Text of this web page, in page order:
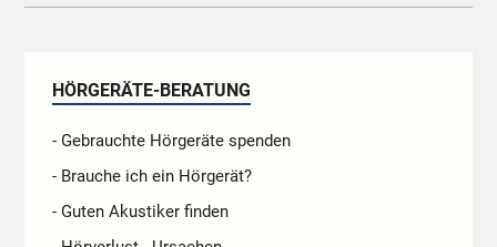
HÖRGERÄTE-BERATUNG
- Gebrauchte Hörgeräte spenden
- Brauche ich ein Hörgerät?
- Guten Akustiker finden